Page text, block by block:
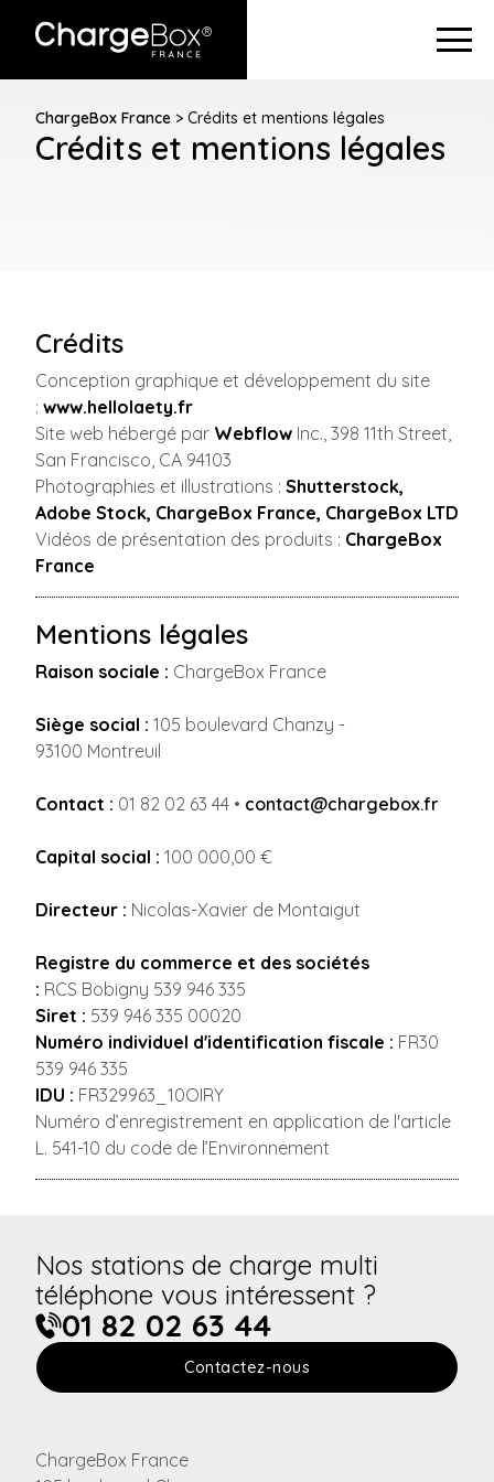
ChargeBox France > Crédits et mentions légales
Crédits et mentions légales
Crédits
Conception graphique et développement du site
: www.hellolaety.fr
Site web hébergé par Webflow Inc., 398 11th Street,
San Francisco, CA 94103
Photographies et illustrations : Shutterstock,
Adobe Stock, ChargeBox France, ChargeBox LTD
Vidéos de présentation des produits : ChargeBox
France
Mentions légales
Raison sociale : ChargeBox France
Siège social : 105 boulevard Chanzy -
93100 Montreuil
Contact : 01 82 02 63 44 • contact@chargebox.fr
Capital social : 100 000,00 €
Directeur : Nicolas-Xavier de Montaigut
Registre du commerce et des sociétés
: RCS Bobigny 539 946 335
Siret : 539 946 335 00020
Numéro individuel d'identification fiscale : FR30
539 946 335
IDU : FR329963_10OIRY
Numéro d’enregistrement en application de l'article
L. 541-10 du code de l’Environnement
Nos stations de charge multi
téléphone vous intéressent ?
01 82 02 63 44
Contactez-nous
ChargeBox France